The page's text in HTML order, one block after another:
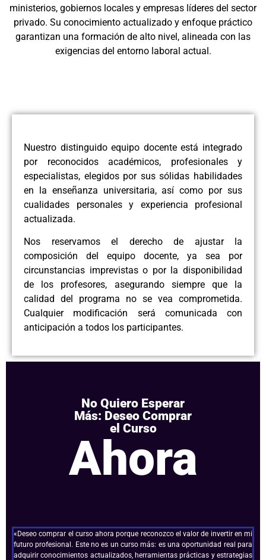
ministerios, gobiernos locales y empresas líderes del sector
privado. Su conocimiento actualizado y enfoque práctico
garantizan una formación de alto nivel, alineada con las
exigencias del entorno laboral actual.
Nuestro distinguido equipo docente está integrado
por reconocidos académicos, profesionales y
especialistas, elegidos por sus sólidas habilidades
en la enseñanza universitaria, así como por sus
cualidades personales y experiencia profesional
actualizada.
Nos reservamos el derecho de ajustar la
composición del equipo docente, ya sea por
circunstancias imprevistas o por la disponibilidad
de los profesores, asegurando siempre que la
calidad del programa no se vea comprometida.
Cualquier modificación será comunicada con
anticipación a todos los participantes.
No Quiero Esperar
Más: Deseo Comprar
el Curso
Ahora
«Deseo comprar el curso ahora porque reconozco el valor de invertir en mi
futuro profesional. Este no es un curso más: es una oportunidad real para
adquirir conocimientos actualizados, herramientas prácticas y estrategias